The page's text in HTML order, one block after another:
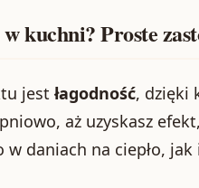
kuchni? Proste
jest łagodność, dzięki
aż uzyskasz
daniach na ciepło,